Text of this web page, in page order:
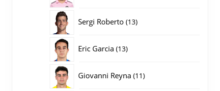
Sergi Roberto 1313
Eric Garcia 1313
Giovanni Reyna 1111